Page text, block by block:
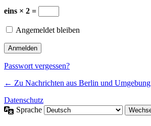
eins × 2 =
Angemeldet bleiben
Passwort vergessen?
← Zu Nachrichten aus Berlin und Umgebung
Datenschutz
Sprache